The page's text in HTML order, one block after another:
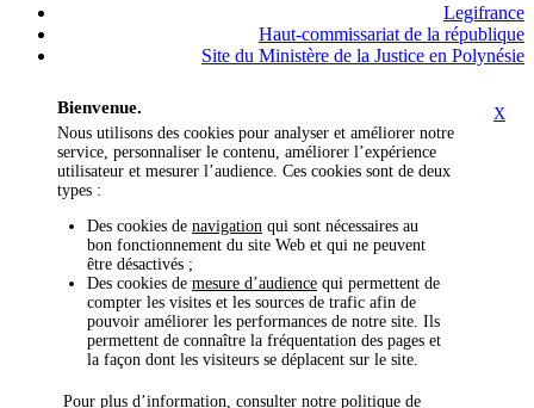
Legifrance
Haut-commissariat de la république
Site du Ministère de la Justice en Polynésie
X
Bienvenue.
Nous utilisons des cookies pour analyser et améliorer notre
service, personnaliser le contenu, améliorer l’expérience
utilisateur et mesurer l’audience. Ces cookies sont de deux
types :
Des cookies de navigation qui sont nécessaires au
bon fonctionnement du site Web et qui ne peuvent
être désactivés ;
Des cookies de mesure d’audience qui permettent de
compter les visites et les sources de trafic afin de
pouvoir améliorer les performances de notre site. Ils
permettent de connaître la fréquentation des pages et
la façon dont les visiteurs se déplacent sur le site.
Pour plus d’information, consulter notre politique de